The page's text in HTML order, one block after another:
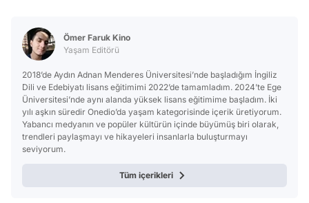
Ömer Faruk Kino
Yaşam Editörü
2018’de Aydın Adnan Menderes Üniversitesi’nde başladığım İngiliz
Dili ve Edebiyatı lisans eğitimimi 2022’de tamamladım. 2024’te Ege
Üniversitesi’nde aynı alanda yüksek lisans eğitimime başladım. İki
yılı aşkın süredir Onedio’da yaşam kategorisinde içerik üretiyorum.
Yabancı medyanın ve popüler kültürün içinde büyümüş biri olarak,
trendleri paylaşmayı ve hikayeleri insanlarla buluşturmayı
seviyorum.
Tüm içerikleri